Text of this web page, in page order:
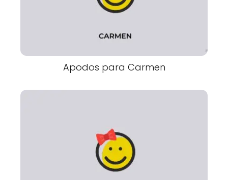
Apodos para Carmen